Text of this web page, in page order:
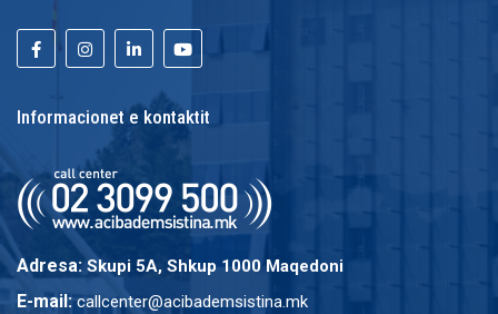
Informacionet e kontaktit
Adresa: Skupi 5A, Shkup 1000 Maqedoni
E-mail: callcenter@acibademsistina.mk